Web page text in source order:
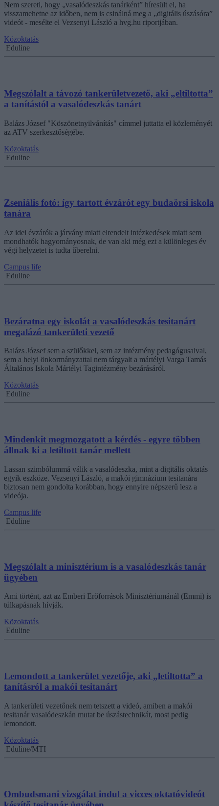
Nem szereti, hogy „vasalódeszkás tanárként” híresült el, ha
visszamehetne az időben, nem is csinálná meg a „digitális úszásóra”
videót - mesélte el Vezsenyi László a hvg.hu riportjában.
Közoktatás
Eduline
Megszólalt a távozó tankerületvezető, aki „eltiltotta”
a tanítástól a vasalódeszkás tanárt
Balázs József "Köszönetnyilvánítás" címmel juttatta el közleményét
az ATV szerkesztőségébe.
Közoktatás
Eduline
Zseniális fotó: így tartott évzárót egy budaörsi iskola
tanára
Az idei évzárók a járvány miatt elrendelt intézkedések miatt sem
mondhatók hagyományosnak, de van aki még ezt a különleges év
végi helyzetet is tudta űberelni.
Campus life
Eduline
Bezáratna egy iskolát a vasalódeszkás tesitanárt
megalázó tankerületi vezető
Balázs József sem a szülőkkel, sem az intézmény pedagógusaival,
sem a helyi önkormányzattal nem tárgyalt a mártélyi Varga Tamás
Általános Iskola Mártélyi Tagintézmény bezárásáról.
Közoktatás
Eduline
Mindenkit megmozgatott a kérdés - egyre többen
állnak ki a letiltott tanár mellett
Lassan szimbólummá válik a vasalódeszka, mint a digitális oktatás
egyik eszköze. Vezsenyi László, a makói gimnázium tesitanára
biztosan nem gondolta korábban, hogy ennyire népszerű lesz a
videója.
Campus life
Eduline
Megszólalt a minisztérium is a vasalódeszkás tanár
ügyében
Ami történt, azt az Emberi Erőforrások Minisztériumánál (Emmi) is
túlkapásnak hívják.
Közoktatás
Eduline
Lemondott a tankerület vezetője, aki „letiltotta” a
tanításról a makói tesitanárt
A tankerületi vezetőnek nem tetszett a videó, amiben a makói
tesitanár vasalódeszkán mutat be úszástechnikát, most pedig
lemondott.
Közoktatás
Eduline/MTI
Ombudsmani vizsgálat indul a vicces oktatóvideót